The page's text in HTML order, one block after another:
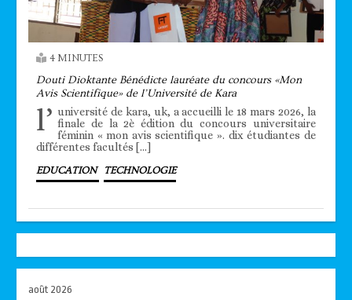
4 MINUTES
Douti Dioktante Bénédicte lauréate du concours «Mon
Avis Scientifique» de l’Université de Kara
l’ université de kara, uk, a accueilli le 18 mars 2026, la
finale de la 2è édition du concours universitaire
féminin « mon avis scientifique ». dix étudiantes de
différentes facultés […]
EDUCATION TECHNOLOGIE
août 2026